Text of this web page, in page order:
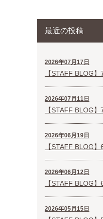
最近の投稿
2026年07月17日
【STAFF BLOG
2026年07月11日
【STAFF BLOG
2026年06月19日
【STAFF BLOG
2026年06月12日
【STAFF BLOG
2026年05月15日